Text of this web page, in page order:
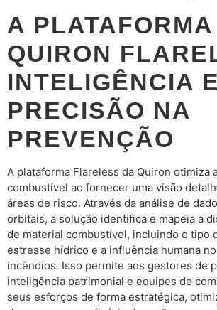
A PLATAFORMA
QUIRON
INTELIGÊNCIA E
PRECISÃO NA
PREVENÇÃO
A plataforma Flareless da Quiron otimiza
combustível ao fornecer uma visão
áreas de risco. Através da análise de
orbitais, a solução identifica e mapeia a
de material combustível, incluindo o tipo
estresse hídrico e a influência humana
incêndios. Isso permite aos gestores de
inteligência patrimonial e equipes de
seus esforços de forma estratégica,